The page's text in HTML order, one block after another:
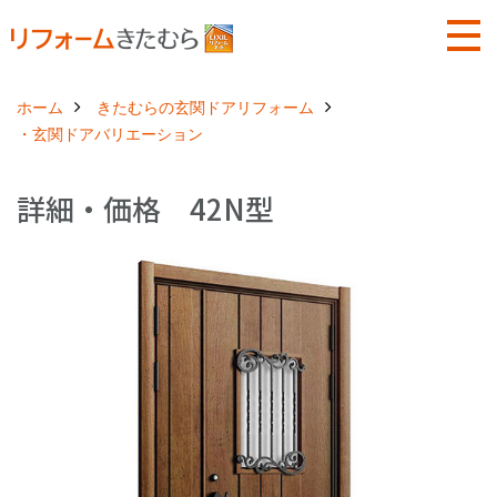
ホーム
きたむらの玄関ドアリフォーム
・玄関ドアバリエーション
詳細・価格 42N型